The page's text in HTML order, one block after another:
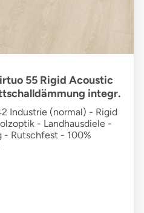
55 Rigid Acoustic
integr.
Industrie (normal) - Rigid
- Landhausdiele -
- Rutschfest - 100%